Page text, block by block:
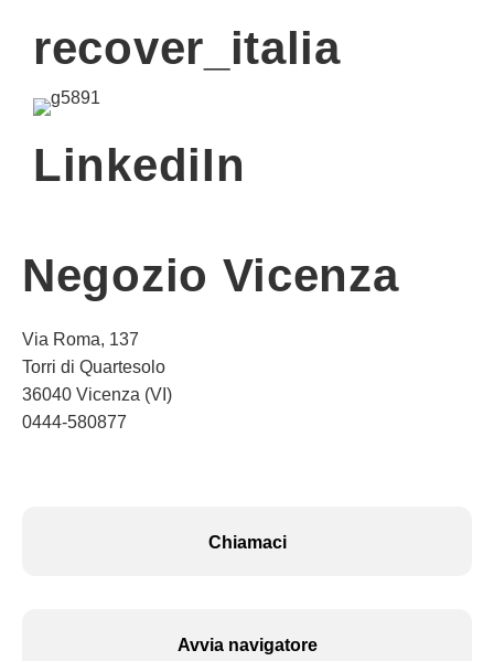
recover_italia
LinkediIn
Negozio Vicenza
Via Roma, 137
Torri di Quartesolo
36040 Vicenza (VI)
0444-580877
Chiamaci
Avvia navigatore